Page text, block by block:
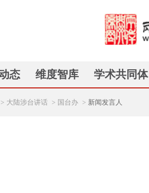
态 维度智库 学术共同体
> 大陆涉台讲话 > 国台办 > 新闻发言人